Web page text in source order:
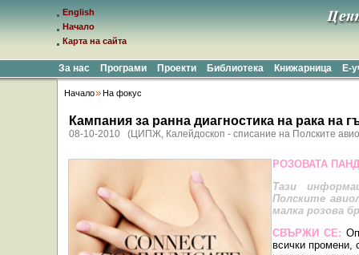
English
Начало
Карта на сайта
За нас Програми Проекти Библиотека Книжарница Е-
Начало На фокус
Кампания за ранна диагностика на рака на
08-10-2010 (ЦИПЖ, Калейдоскоп - списание на Полските
РОЗОВАТА
Тази
Полските
малка розова
СВЪРЖИ СЕ:
всички промени,